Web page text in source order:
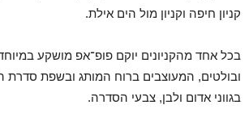
קניון חיפה וקניון מול הים אילת.
בכל אחד מהקניונים יוקם פופ־אפ מושקע
בגווני אדום ולבן, צבעי הסדרה.